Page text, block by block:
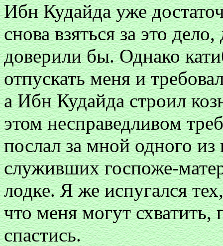
Ибн Кудайда уже
снова взяться за это
доверили бы. Однако
отпускать меня и
а Ибн Кудайда строил
этом несправедливом
послал за мной одного
служивших госпоже-
лодке. Я же испугался
что меня могут схватить,
спастись.